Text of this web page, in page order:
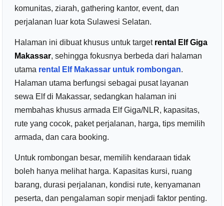
komunitas, ziarah, gathering kantor, event, dan
perjalanan luar kota Sulawesi Selatan.
Halaman ini dibuat khusus untuk target rental Elf Giga
Makassar, sehingga fokusnya berbeda dari halaman
utama rental Elf Makassar untuk rombongan.
Halaman utama berfungsi sebagai pusat layanan
sewa Elf di Makassar, sedangkan halaman ini
membahas khusus armada Elf Giga/NLR, kapasitas,
rute yang cocok, paket perjalanan, harga, tips memilih
armada, dan cara booking.
Untuk rombongan besar, memilih kendaraan tidak
boleh hanya melihat harga. Kapasitas kursi, ruang
barang, durasi perjalanan, kondisi rute, kenyamanan
peserta, dan pengalaman sopir menjadi faktor penting.